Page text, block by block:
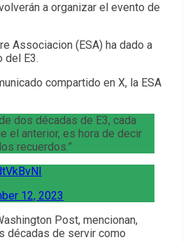
a organizar el evento de
Associacion (ESA) ha dado a
del E3.
compartido en X, la ESA
dos décadas de E3, cada
el anterior, es hora de decir
recuerdos.”
12, 2023
Post, mencionan,
décadas de servir como